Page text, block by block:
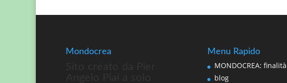
Mondocrea Menu Rapido
MONDOCREA: finalità
blog